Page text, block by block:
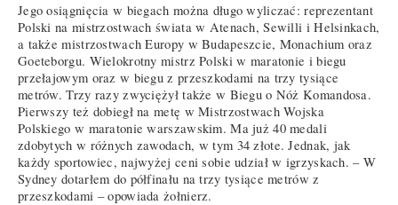
Jego osiągnięcia w biegach można długo wyliczać: reprezentant
Polski na mistrzostwach świata w Atenach, Sewilli i Helsinkach,
a także mistrzostwach Europy w Budapeszcie, Monachium oraz
Goeteborgu. Wielokrotny mistrz Polski w maratonie i biegu
przełajowym oraz w biegu z przeszkodami na trzy tysiące
metrów. Trzy razy zwyciężył także w Biegu o Nóż Komandosa.
Pierwszy też dobiegł na metę w Mistrzostwach Wojska
Polskiego w maratonie warszawskim. Ma już 40 medali
zdobytych w różnych zawodach, w tym 34 złote. Jednak, jak
każdy sportowiec, najwyżej ceni sobie udział w igrzyskach. – W
Sydney dotarłem do półfinału na trzy tysiące metrów z
przeszkodami – opowiada żołnierz.